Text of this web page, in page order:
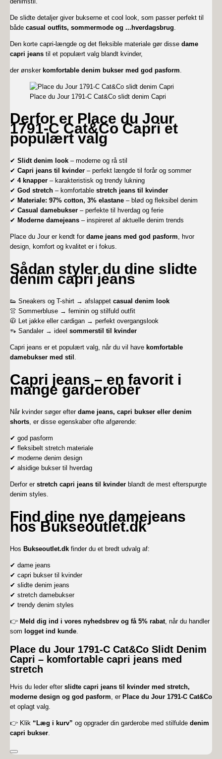
De slidte detaljer giver bukserne et cool look, som passer perfekt til
både casual outfits, sommermode og ...hverdagsbrug
Den korte capri-længde og det fleksible materiale gør disse dame
capri jeans til et populært valg blandt kvinder,
der ønsker komfortable denim bukser med god pasform
Place du Jour 1791-C Cat&Co slidt denim Capri
Derfor er Place du Jour
1791-C Cat&Co Capri et
populært valg
✔ Slidt denim look – moderne og rå stil
✔ Capri jeans til kvinder – perfekt længde til forår og sommer
✔ 4 knapper – karakteristisk og trendy lukning
✔ God stretch – komfortable stretch jeans til kvinder
✔ Materiale: 97% cotton, 3% elastane – blød og fleksibel denim
✔ Casual damebukser – perfekte til hverdag og ferie
✔ Moderne damejeans – inspireret af aktuelle denim trends
Place du Jour er kendt for dame jeans med god pasform, hvor
design, komfort og kvalitet er i fokus.
Sådan styler du dine slidte
denim capri jeans
👟 Sneakers og T-shirt → afslappet casual denim look
👚 Sommerbluse → feminin og stilfuld outfit
🧥 Let jakke eller cardigan → perfekt overgangslook
👡 Sandaler → ideel sommerstil til kvinder
Capri jeans er et populært valg, når du vil have komfortable
damebukser med stil .
Capri jeans – en favorit i
mange garderober
Når kvinder søger efter dame jeans, capri bukser eller denim
shorts , er disse egenskaber ofte afgørende:
✔ god pasform
✔ fleksibelt stretch materiale
✔ moderne denim design
✔ alsidige bukser til hverdag
Derfor er stretch capri jeans til kvinder blandt de mest efterspurgte
denim styles.
Find dine nye damejeans
hos Bukseoutlet.dk
Hos Bukseoutlet.dk finder du et bredt udvalg af:
✔ dame jeans
✔ capri bukser til kvinder
✔ slidte denim jeans
✔ stretch damebukser
✔ trendy denim styles
👉 Meld dig ind i vores nyhedsbrev og få 5% rabat , når du handler
som logget ind kunde
Place du Jour 1791-C Cat&Co Slidt Denim
Capri – komfortable capri jeans med
stretch
Hvis du leder efter slidte capri jeans til kvinder med stretch,
moderne design og god pasform, er Place du Jour 1791-C Cat&Co
et oplagt valg.
👉 Klik “Læg i kurv” og opgrader din garderobe med stilfulde denim
capri bukser.